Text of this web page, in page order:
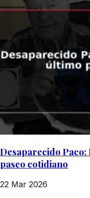
Desaparecido Paco:
paseo cotidiano
22 Mar 2026